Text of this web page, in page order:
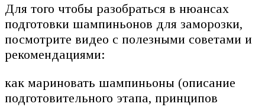
Для того чтобы разобраться в нюансах
подготовки шампиньонов для заморозки,
посмотрите видео с полезными советами и
рекомендациями:
как мариновать шампиньоны (описание
подготовительного этапа, принципов